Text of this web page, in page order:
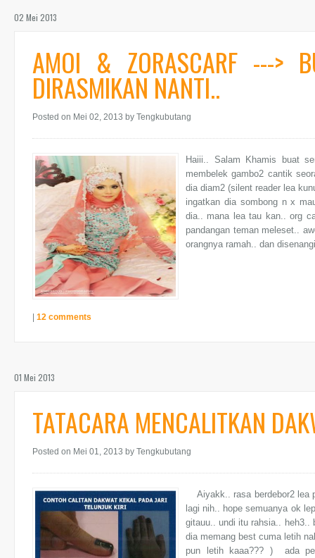
02 Mei 2013
AMOI & ZORASCARF --->
DIRASMIKAN NANTI..
Posted on Mei 02, 2013 by Tengkubutang
Haiii.. Salam Khamis buat
membelek gambo2 cantik
dia diam2 (silent reader lea
ingatkan dia sombong n x
dia.. mana lea tau kan.. org
pandangan teman meleset..
orangnya ramah.. dan
| 12 comments
01 Mei 2013
TATACARA MENCALITKAN
Posted on Mei 01, 2013 by Tengkubutang
Aiyakk.. rasa berdebor2 lea
lagi nih.. hope semuanya ok
gitauu.. undi itu rahsia.. heh3..
dia memang best cuma letih
pun letih kaaa??? ) ada